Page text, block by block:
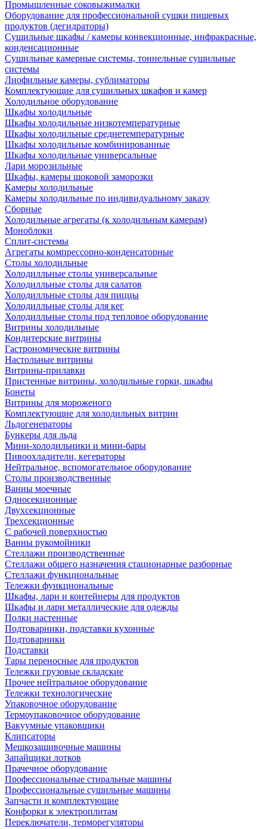
Промышленные соковыжималки
Оборудование для профессиональной сушки пищевых
продуктов (дегидраторы)
Сушильные шкафы / камеры конвекционные, инфракрасные,
конденсационные
Сушильные камерные системы, тоннельные сушильные
системы
Лиофильные камеры, сублиматоры
Комплектующие для сушильных шкафов и камер
Холодильное оборудование
Шкафы холодильные
Шкафы холодильные низкотемпературные
Шкафы холодильные среднетемпературные
Шкафы холодильные комбинированные
Шкафы холодильные универсальные
Лари морозильные
Шкафы, камеры шоковой заморозки
Камеры холодильные
Камеры холодильные по индивидуальному заказу
Сборные
Холодильные агрегаты (к холодильным камерам)
Моноблоки
Сплит-системы
Агрегаты компрессорно-конденсаторные
Столы холодильные
Холодилльные столы универсальные
Холодилльные столы для салатов
Холодилльные столы для пиццы
Холодилльные столы для кег
Холодилльные столы под тепловое оборудование
Витрины холодильные
Кондитерские витрины
Гастрономические витрины
Настольные витрины
Витрины-прилавки
Пристенные витрины, холодильные горки, шкафы
Бонеты
Витрины для мороженого
Комплектующие для холодильных витрин
Льдогенераторы
Бункеры для льда
Мини-холодильники и мини-бары
Пивоохладители, кегераторы
Нейтральное, вспомогательное оборудование
Столы производственные
Ванны моечные
Односекционные
Двухсекционные
Трехсекционные
С рабочей поверхностью
Ванны рукомойники
Стеллажи производственные
Стеллажи общего назначения стационарные разборные
Стеллажи функциональные
Тележки функциональные
Шкафы, лари и контейнеры для продуктов
Шкафы и лари металлические для одежды
Полки настенные
Подтоварники, подставки кухонные
Подтоварники
Подставки
Тары переносные для продуктов
Тележки грузовые складские
Прочее нейтральное оборудование
Тележки технологические
Упаковочное оборудование
Термоупаковочное оборудование
Вакуумные упаковщики
Клипсаторы
Мешкозашивочные машины
Запайщики лотков
Прачечное оборудование
Профессиональные стиральные машины
Профессиональные сушильные машины
Запчасти и комплектующие
Конфорки к электроплитам
Переключатели, терморегуляторы